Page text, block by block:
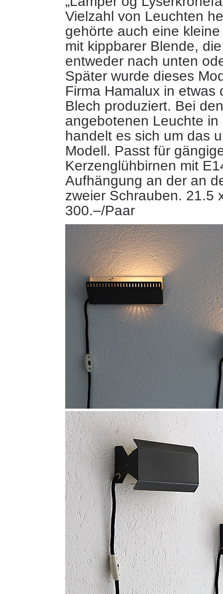
Vielzahl von Leuchten
gehörte auch eine
mit kippbarer Blende,
entweder nach unten
Später wurde dieses
Firma Hamalux in etwas
Blech produziert. Bei
angebotenen Leuchte in
handelt es sich um das
Modell. Passt für
Kerzenglühbirnen mit
Aufhängung an der an
zweier Schrauben. 21.5
300.–/Paar